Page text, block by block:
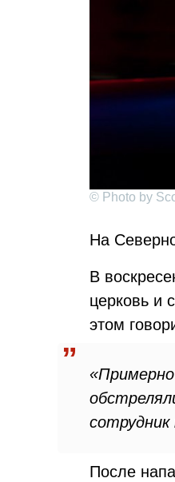
© Photo by
На
В
церковь и
этом
После